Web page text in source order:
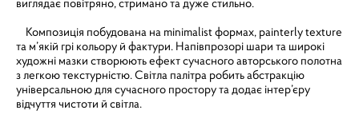
Композиція побудована на minimalist формах, painterly texture
та м’якій грі кольору й фактури. Напівпрозорі шари та широкі
художні мазки створюють ефект сучасного авторського полотна
з легкою текстурністю. Світла палітра робить абстракцію
універсальною для сучасного простору та додає інтер’єру
відчуття чистоти й світла.